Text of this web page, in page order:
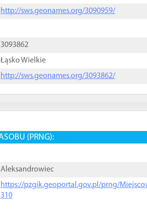
http://sws.geonames.org/3090959/
3093862
Łąsko Wielkie
http://sws.geonames.org/3093862/
(PRNG):
Aleksandrowiec
https://pzgik.geoportal.gov.pl/prng/
310